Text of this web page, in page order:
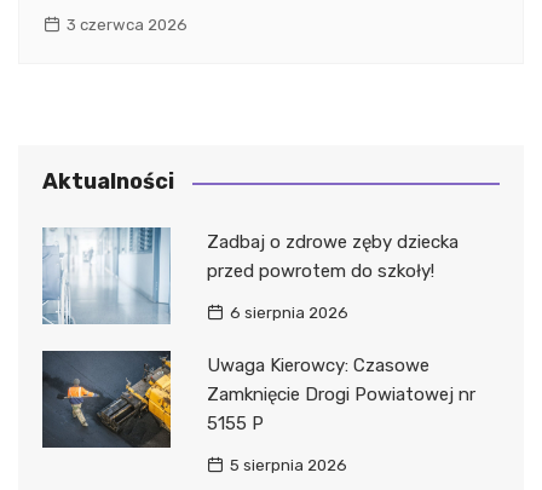
3 czerwca 2026
Aktualności
Zadbaj o zdrowe zęby dziecka
przed powrotem do szkoły!
6 sierpnia 2026
Uwaga Kierowcy: Czasowe
Zamknięcie Drogi Powiatowej nr
5155 P
5 sierpnia 2026